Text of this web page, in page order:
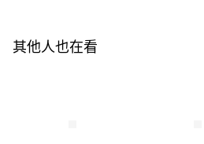
其他人也在看